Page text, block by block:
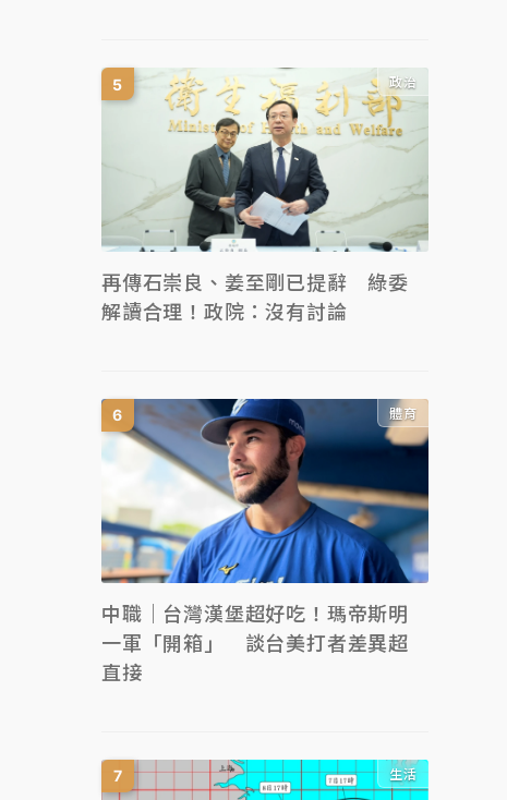
政治
再傳石崇良、姜至剛已提辭 綠委
解讀合理！政院：沒有討論
體育
中職｜台灣漢堡超好吃！瑪帝斯明
一軍「開箱」 談台美打者差異超
直接
生活